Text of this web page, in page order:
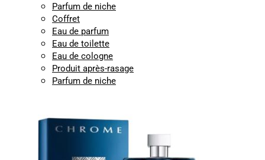
Parfum de niche
Coffret
Eau de parfum
Eau de toilette
Eau de cologne
Produit après-rasage
Parfum de niche